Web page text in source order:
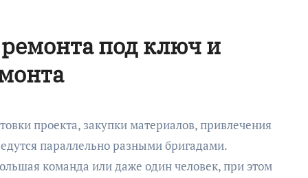
под ключ и
проекта, закупки материалов, привлечения
параллельно разными бригадами.
команда или даже один человек, при этом